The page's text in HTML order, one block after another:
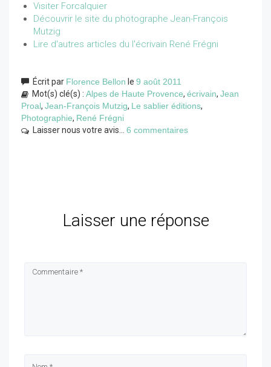
Visiter Forcalquier
Découvrir le site du photographe Jean-François
Mutzig
Lire d'autres articles du l'écrivain René Frégni
Écrit par Florence Bellon le 9 août 2011
Mot(s) clé(s) : Alpes de Haute Provence, écrivain, Jean
Proal, Jean-François Mutzig, Le sablier éditions,
Photographie, René Frégni
Laisser nous votre avis... 6 commentaires
Laisser une réponse